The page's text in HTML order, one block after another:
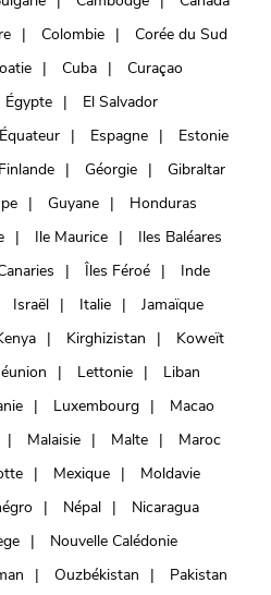
Colombie
Corée du Sud
Cuba
Curaçao
Égypte
El Salvador
Équateur Espagne
Estonie
Finlande Géorgie
Gibraltar
Guyane
Honduras
Ile Maurice
Iles Baléares
Îles Féroé
Inde
Israël Italie
Jamaïque
Kirghizistan
Koweït
Lettonie
Liban
Luxembourg
Macao
Malaisie Malte
Maroc
Mexique
Moldavie
Népal
Nicaragua
Nouvelle Calédonie
Ouzbékistan
Pakistan